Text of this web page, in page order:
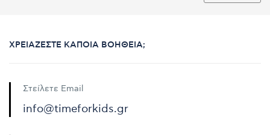
ΧΡΕΙΆΖΕΣΤΕ ΚΆΠΟΙΑ ΒΟΉΘΕΙΑ;
Στείλετε Email
info@timeforkids.gr